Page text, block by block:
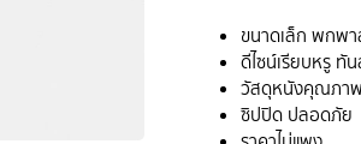
ขนาดเล็ก พกพา
ดีไซน์เรียบหรู ทั
วัสดุหนังคุณภา
ซิปปิด ปลอดภัย